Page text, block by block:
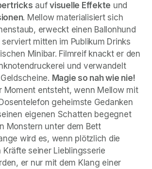
auf visuelle Effekte
. Mellow materialisiert sich
erweckt einen Ballonhund
mitten im Publikum Drinks
Minibar. Filmreif knackt er den
und verwandelt
Magie so nah wie nie!
Moment entsteht, wenn Mellow mit
geheimste Gedanken
eigenen Schatten begegnet
Monstern unter dem Bett
wird es, wenn plötzlich die
seiner Lieblingsserie
er nur mit dem Klang einer